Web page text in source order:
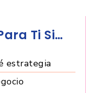
Ti Si…
estrategia